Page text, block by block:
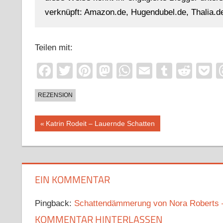
verknüpft: Amazon.de, Hugendubel.de,
Teilen mit:
Facebook
TwitterPinterest
Mastodon
WhatsApp
EmailTumblr
REZENSION
Beitragsnavigation
Vorheriger
Katrin Rodeit – Lauernde Schatten
EIN KOMMENTAR
Pingback: Schattendämmerung von Nora Roberts
KOMMENTAR HINTERLASSEN